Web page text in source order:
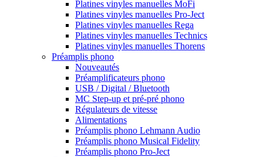
Platines vinyles manuelles MoFi
Platines vinyles manuelles Pro-Ject
Platines vinyles manuelles Rega
Platines vinyles manuelles Technics
Platines vinyles manuelles Thorens
Préamplis phono
Nouveautés
Préamplificateurs phono
USB / Digital / Bluetooth
MC Step-up et pré-pré phono
Régulateurs de vitesse
Alimentations
Préamplis phono Lehmann Audio
Préamplis phono Musical Fidelity
Préamplis phono Pro-Ject